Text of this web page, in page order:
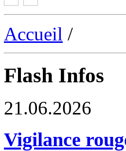
Accueil /
Flash Infos
21.06.2026
Vigilance